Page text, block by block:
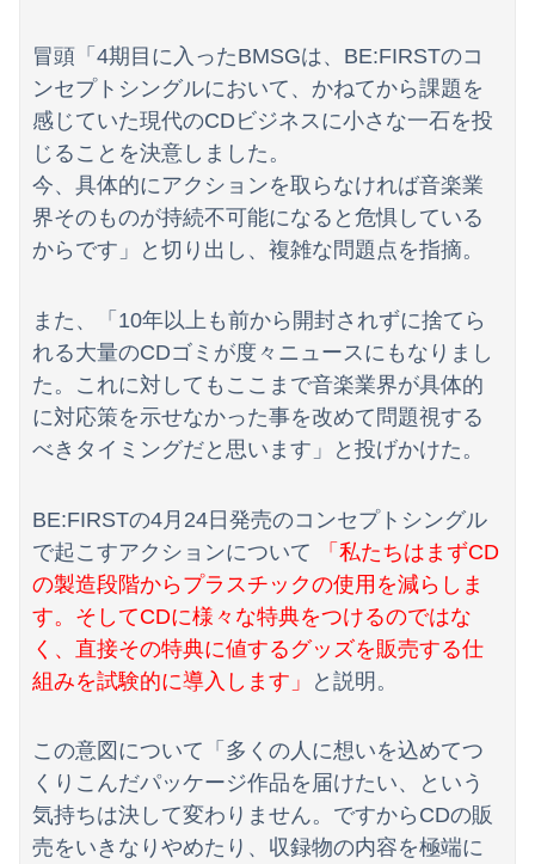
レス半年で妻の胸が小さくなった。だが突然・・・
森山みなみアナ、胸元から谷間を見せつけるお辞儀GIF祭り
【滋賀】「琵琶湖三市同時花火」開催中止を発表 今後の対応は「法的専門家への相談を行いながら」3市が関与否定
冒頭「4期目に入ったBMSGは、BE:FIRSTのコ
ンセプトシングルにおいて、かねてから課題を
感じていた現代のCDビジネスに小さな一石を投
じることを決意しました。
今、具体的にアクションを取らなければ音楽業
界そのものが持続不可能になると危惧している
からです」と切り出し、複雑な問題点を指摘。
また、「10年以上も前から開封されずに捨てら
れる大量のCDゴミが度々ニュースにもなりまし
た。これに対してもここまで音楽業界が具体的
に対応策を示せなかった事を改めて問題視する
べきタイミングだと思います」と投げかけた。
BE:FIRSTの4月24日発売のコンセプトシングル
で起こすアクションについて
「私たちはまずCD
の製造段階からプラスチックの使用を減らしま
す。そしてCDに様々な特典をつけるのではな
く、直接その特典に値するグッズを販売する仕
組みを試験的に導入します」
と説明。
この意図について「多くの人に想いを込めてつ
くりこんだパッケージ作品を届けたい、という
気持ちは決して変わりません。ですからCDの販
売をいきなりやめたり、収録物の内容を極端に